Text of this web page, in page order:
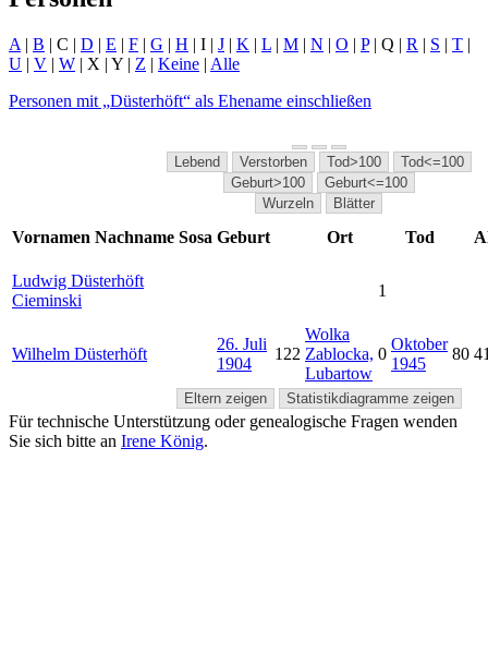
A | B | C | D | E | F | G | H | I | J | K | L | M | N | O | P| Q | R | S | T |
U | V | W | X | Y | Z | Keine | Alle
Personen mit „Düsterhöft“ als Ehename einschließen
Lebend Verstorben Tod>100
Tod<=100
Geburt>100
Geburt<=100
Wurzeln
Blätter
Vornamen Nachname Sosa Geburt Ort Tod
Eltern zeigen Statistikdiagramme zeigen
Ludwig Düsterhöft
Cieminski
1
Wilhelm Düsterhöft
26. Juli
1904
122
Wolka
Zablocka,
Lubartow
0
Oktober
1945
80
Für technische Unterstützung oder genealogische Fragen wenden
Sie sich bitte an Irene König.